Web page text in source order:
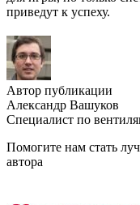
приведут к успеху.
Автор публикации
Александр Вашуков
Специалист по
Помогите нам стать
автора